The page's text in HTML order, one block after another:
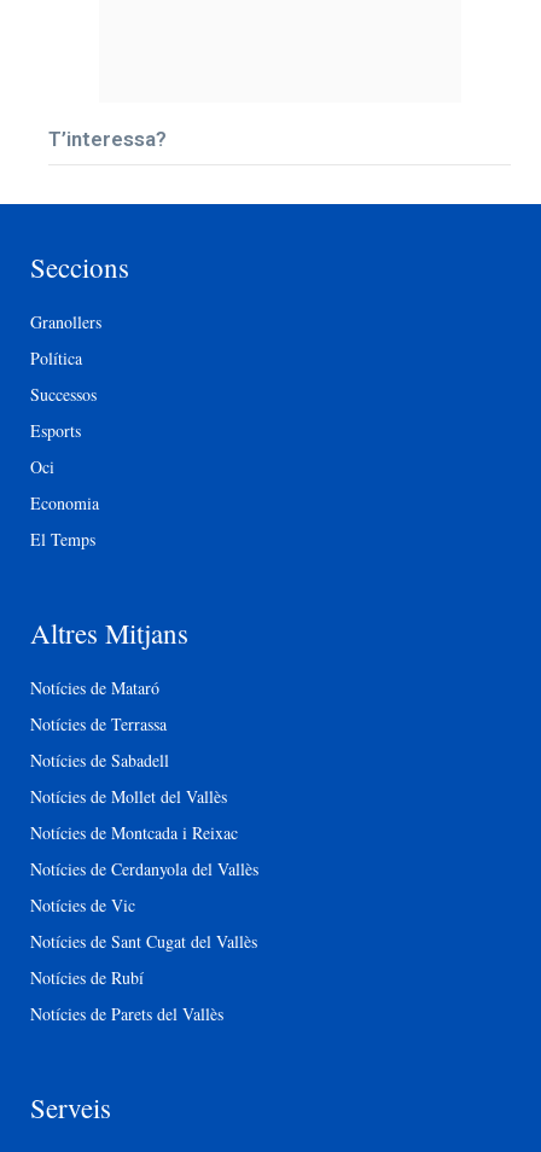
T’interessa?
Seccions
Granollers
Política
Successos
Esports
Oci
Economia
El Temps
Altres Mitjans
Notícies de Mataró
Notícies de Terrassa
Notícies de Sabadell
Notícies de Mollet del Vallès
Notícies de Montcada i Reixac
Notícies de Cerdanyola del Vallès
Notícies de Vic
Notícies de Sant Cugat del Vallès
Notícies de Rubí
Notícies de Parets del Vallès
Serveis